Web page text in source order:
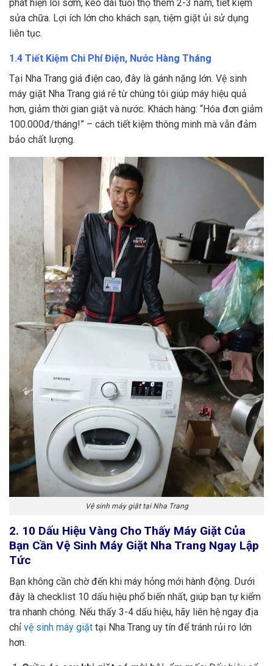
phát hiện lỗi sớm, kéo dài tuổi thọ thêm 2-3 năm, tiết kiệm
sửa chữa. Lợi ích lớn cho khách sạn, tiệm giặt ủi sử dụng
liên tục.
1.4 Tiết Kiệm Chi Phí Điện, Nước Hàng Tháng
Tại Nha Trang giá điện cao, đây là gánh nặng lớn. Vệ sinh
máy giặt Nha Trang giá rẻ từ chúng tôi giúp máy hiệu quả
hơn, giảm thời gian giặt và nước. Khách hàng: “Hóa đơn giảm
100.000đ/tháng!” – cách tiết kiệm thông minh mà vẫn đảm
bảo chất lượng.
Vệ sinh máy giặt tại Nha Trang
2. 10 Dấu Hiệu Vàng Cho Thấy Máy Giặt Của
Bạn Cần Vệ Sinh Máy Giặt Nha Trang Ngay Lập
Tức
Bạn không cần chờ đến khi máy hỏng mới hành động. Dưới
đây là checklist 10 dấu hiệu phổ biến nhất, giúp bạn tự kiểm
tra nhanh chóng. Nếu thấy 3-4 dấu hiệu, hãy liên hệ ngay địa
chỉ vệ sinh máy giặt tại Nha Trang uy tín để tránh rủi ro lớn
hơn.